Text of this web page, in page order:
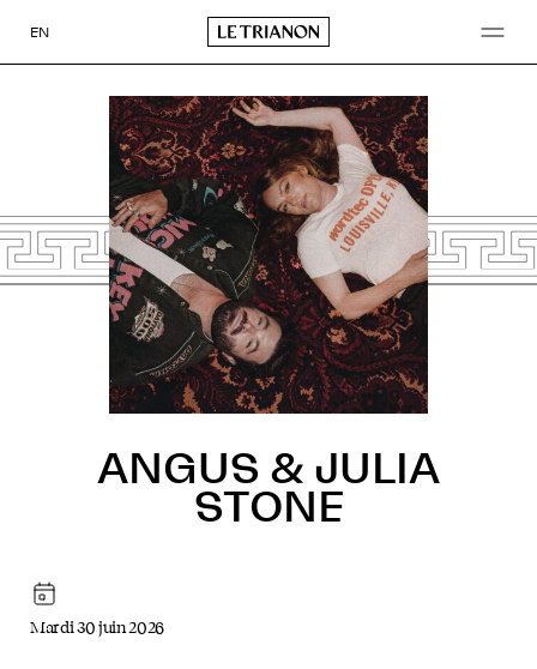
auEN
ANGUS & JULIA
STONE
Mardi 30 juin 2026